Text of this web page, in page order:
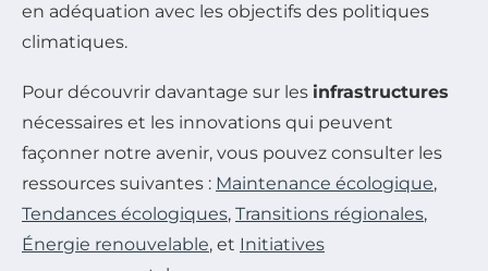
en adéquation avec les objectifs des politiques
climatiques.
Pour découvrir davantage sur les infrastructures
nécessaires et les innovations qui peuvent
façonner notre avenir, vous pouvez consulter les
ressources suivantes : Maintenance écologique,
Tendances écologiques, Transitions régionales,
Énergie renouvelable, et Initiatives